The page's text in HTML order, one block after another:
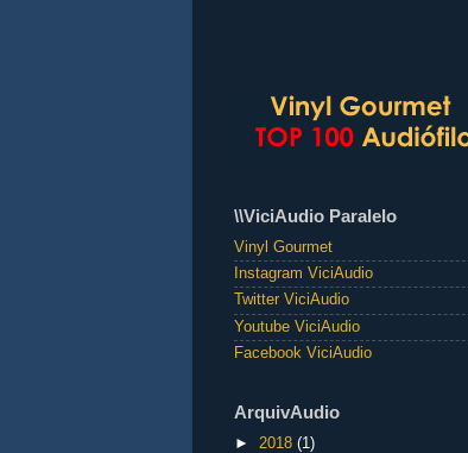
\\ViciAudio Paralelo
Vinyl Gourmet
Instagram ViciAudio
Twitter ViciAudio
Youtube ViciAudio
Facebook ViciAudio
ArquivAudio
► 2018 (1)